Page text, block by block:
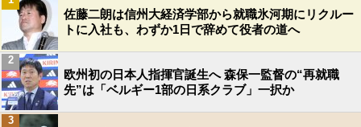
佐藤二朗は信州大経済学部から就職氷河期にリクルー
トに入社も、わずか1日で辞めて役者の道へ
欧州初の日本人指揮官誕生へ 森保一監督の“再就職
先”は「ベルギー1部の日系クラブ」一択か
2
3